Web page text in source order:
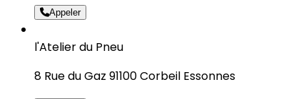
Appeler
l'Atelier du Pneu
8 Rue du Gaz 91100 Corbeil Essonnes